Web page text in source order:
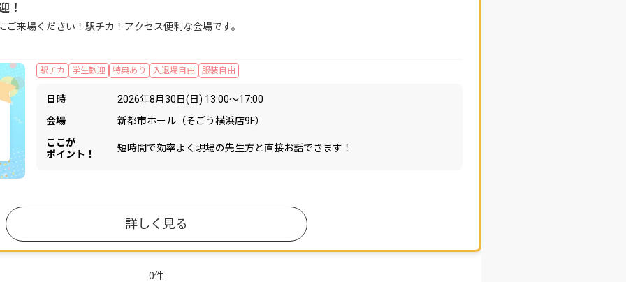
！
駅チカ 学生歓迎 特典あり 入退場自由 服装自由
来場ください！駅チカ！アクセス便利な会場です。
日時
2026年8月30日(日) 13:00〜17:00
会場
新都市ホール（そごう横浜店9F）
ここが
ポイント！
短時間で効率よく現場の先生方と直接お話できます！
詳しく見る
0件